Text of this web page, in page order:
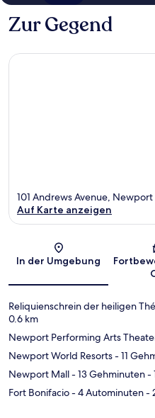
Zur Gegend
101 Andrews Avenue,
Auf Karte anzeigen
In der Umgebung
Reliquienschrein der heiligen
0.6 km
Newport Performing Arts
Newport World Resorts- 11
Newport Mall- 13 Gehminuten-
Fort Bonifacio- 4 Autominuten-